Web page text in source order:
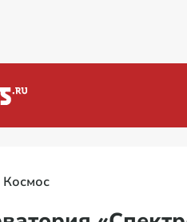
Космос